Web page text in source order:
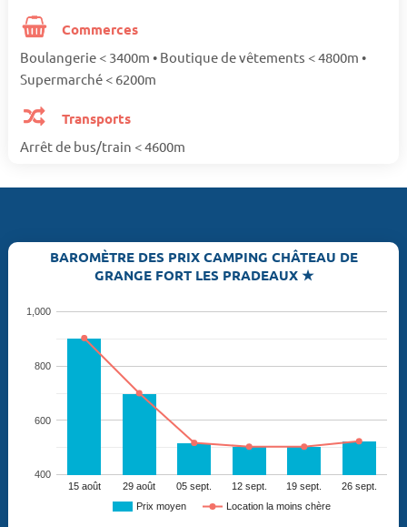
Commerces
Boulangerie < 3400m • Boutique de vêtements < 4800m •
Supermarché < 6200m
Transports
Arrêt de bus/train < 4600m
BAROMÈTRE DES PRIX CAMPING CHÂTEAU DE
GRANGE FORT LES PRADEAUX ★
Prix moyen Location la moins chère
15 août 29 août 05 sept. 12 sept. 19 sept. 26 sept.
400
600
800
1,000